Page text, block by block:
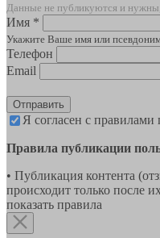
Данные не публикуются и
Имя *
Укажите Ваше имя или
Телефон
Email
Отправить
Я согласен с
Правила публикации
• Публикация контента
происходит только после
показать правила